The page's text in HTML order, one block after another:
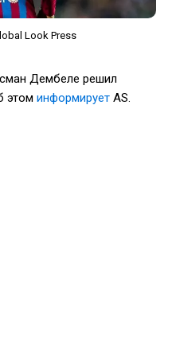
Look Press
Дембеле решил
этом информирует AS.